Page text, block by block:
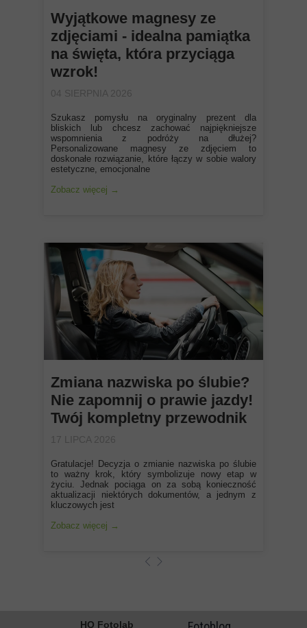
Wyjątkowe magnesy ze
zdjęciami - idealna pamiątka
na święta, która przyciąga
wzrok!
04 SIERPNIA 2026
Szukasz pomysłu na oryginalny prezent dla
bliskich lub chcesz zachować najpiękniejsze
wspomnienia z podróży na dłużej?
Personalizowane magnesy ze zdjęciem to
doskonałe rozwiązanie, które łączy w sobie walory
estetyczne, emocjonalne
Zobacz więcej →
Zmiana nazwiska po ślubie?
Nie zapomnij o prawie jazdy!
Twój kompletny przewodnik
17 LIPCA 2026
Gratulacje! Decyzja o zmianie nazwiska po ślubie
to ważny krok, który symbolizuje nowy etap w
życiu. Jednak pociąga on za sobą konieczność
aktualizacji niektórych dokumentów, a jednym z
kluczowych jest
Zobacz więcej →
HQ Fotolab